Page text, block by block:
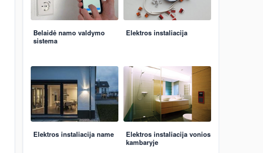
Belaidė namo valdymo
sistema
Elektros instaliacija
Elektros instaliacija name
Elektros instaliacija vonios
kambaryje